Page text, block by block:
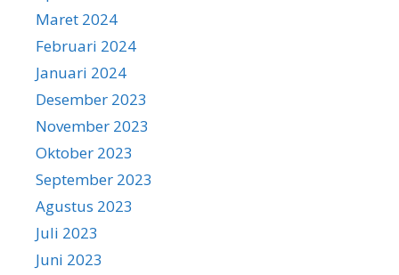
Maret 2024
Februari 2024
Januari 2024
Desember 2023
November 2023
Oktober 2023
September 2023
Agustus 2023
Juli 2023
Juni 2023